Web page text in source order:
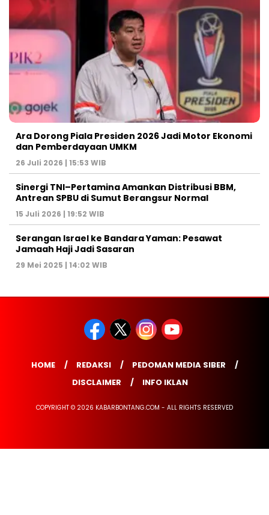
Ara Dorong Piala Presiden 2026 Jadi Motor Ekonomi
dan Pemberdayaan UMKM
26 Juli 2026 | 15:53 WIB
Sinergi TNI–Pertamina Amankan Distribusi BBM,
Antrean SPBU di Sumut Berangsur Normal
15 Juli 2026 | 19:52 WIB
Serangan Israel ke Bandara Yaman: Pesawat
Jamaah Haji Jadi Sasaran
29 Mei 2025 | 14:02 WIB
HOME REDAKSI
PEDOMAN MEDIA SIBER
DISCLAIMER
INFO IKLAN
COPYRIGHT © 2026 KABARBONTANG.COM - ALL RIGHTS RESERVED